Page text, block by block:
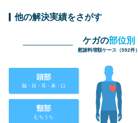
他の解決実績をさがす
ケガの部位別
慰謝料増額ケース（592件）
頭部
脳・目・耳・鼻・口
頸部
むちうち